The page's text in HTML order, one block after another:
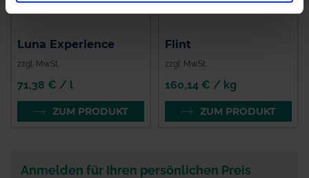
Luna Experience
zzgl. MwSt.
71,38 € / l
ZUM PRODUKT
Flint
zzgl. MwSt.
160,14 € / kg
ZUM PRODUKT
Anmelden für Ihren persönlichen Preis